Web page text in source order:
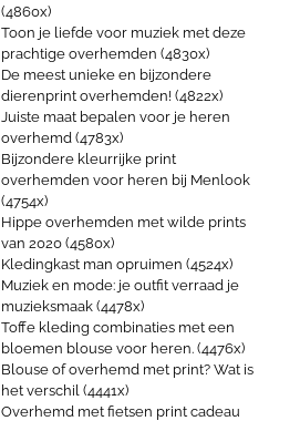
(4860x)
Toon je liefde voor muziek met deze
prachtige overhemden (4830x)
De meest unieke en bijzondere
dierenprint overhemden! (4822x)
Juiste maat bepalen voor je heren
overhemd (4783x)
Bijzondere kleurrijke print
overhemden voor heren bij Menlook
(4754x)
Hippe overhemden met wilde prints
van 2020 (4580x)
Kledingkast man opruimen (4524x)
Muziek en mode: je outfit verraad je
muzieksmaak (4478x)
Toffe kleding combinaties met een
bloemen blouse voor heren. (4476x)
Blouse of overhemd met print? Wat is
het verschil (4441x)
Overhemd met fietsen print cadeau